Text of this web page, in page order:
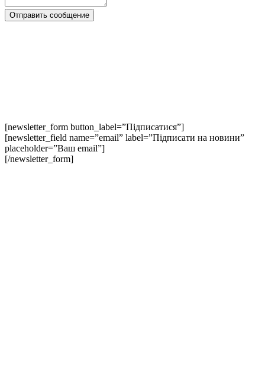
[newsletter_form button_label=”Підписатися”]
[newsletter_field name=”email” label=”Підписати на новини”
placeholder=”Ваш email”]
[/newsletter_form]